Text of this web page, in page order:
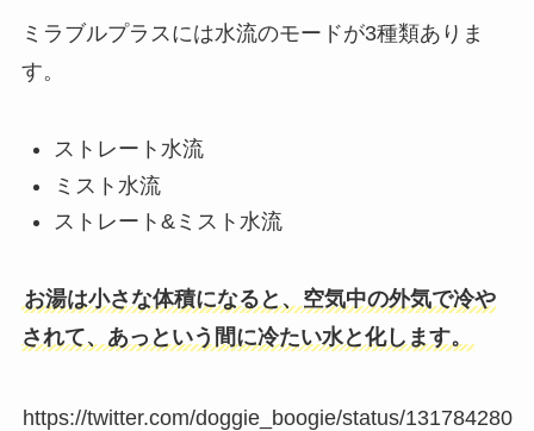
ミラブルプラスには水流のモードが3種類ありま
す。
ストレート水流
ミスト水流
ストレート&ミスト水流
お湯は小さな体積になると、空気中の外気で冷や
されて、あっという間に冷たい水と化します。
https://twitter.com/doggie_boogie/status/131784280